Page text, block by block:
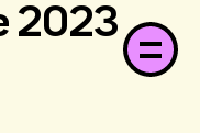
2023